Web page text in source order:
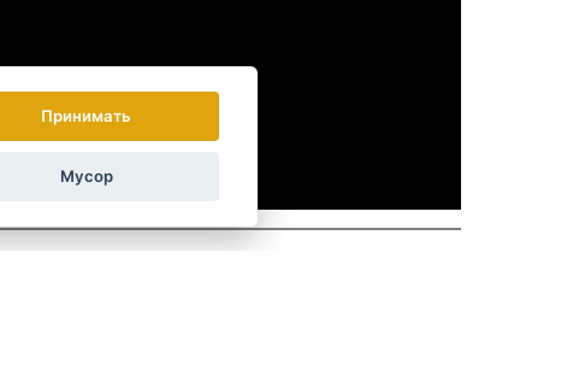
Принимать
Мусор